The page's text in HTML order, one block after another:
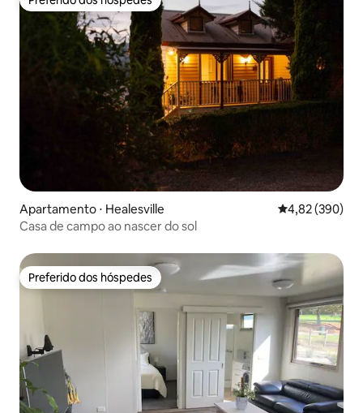
Preferido dos hóspedes
Apartamento ⋅ Healesville 4,82 de uma
4,82 (390)
Casa de campo ao nascer do sol
Preferido dos hóspedes
Preferido dos hóspedes